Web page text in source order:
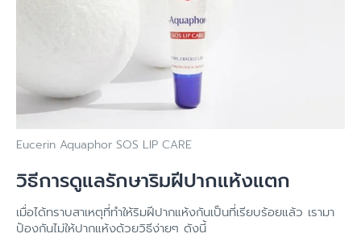
Eucerin Aquaphor SOS LIP CARE
วิธีการดูแลรักษาริมฝีปากแห้งแตก
เมื่อได้ทราบสาเหตุที่ทำให้ริมฝีปากแห้งกันเป็นที่เรียบร้อยแล้ว เรามา
ป้องกันไม่ให้ปากแห้งด้วยวิธีง่ายๆ ดังนี้